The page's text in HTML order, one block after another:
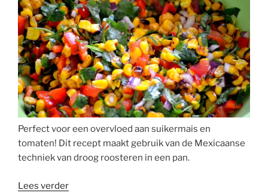
Perfect voor een overvloed aan suikermais en
tomaten! Dit recept maakt gebruik van de Mexicaanse
techniek van droog roosteren in een pan.
Lees verder“Geroosterde